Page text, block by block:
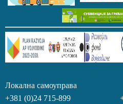
Локална самоуправа
+381 (0)24 715-899